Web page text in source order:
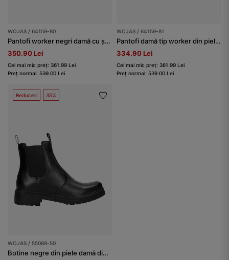
WOJAS / 64159-80
Pantofi worker negri damă cu șosetă
350.90 Lei
Cel mai mic preț: 361.99 Lei
Preț normal: 539.00 Lei
WOJAS / 64159-81
Pantofi damă tip worker din piele, negri, cu șosetă gri
334.90 Lei
Cel mai mic preț: 361.99 Lei
Preț normal: 539.00 Lei
Reduceri 35%
WOJAS / 55089-50
Botine negre din piele damă din colecția Code30